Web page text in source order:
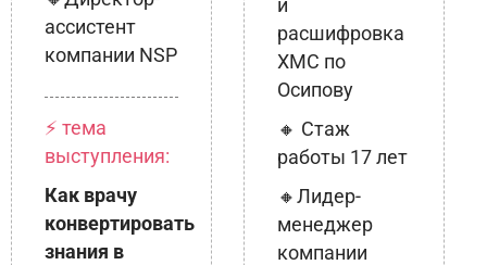
ассистент
компании NSP
⚡ тема
выступления:
Как врачу
конвертировать
знания в
расшифровка
ХМС по
Осипову
🔸 Стаж
работы 17 лет
🔸Лидер-
менеджер
компании